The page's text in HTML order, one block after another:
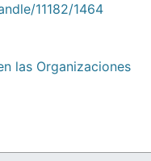
11182/1464
las Organizaciones